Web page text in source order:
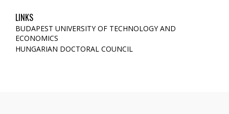
LINKS
BUDAPEST UNIVERSITY OF TECHNOLOGY AND
ECONOMICS
HUNGARIAN DOCTORAL COUNCIL